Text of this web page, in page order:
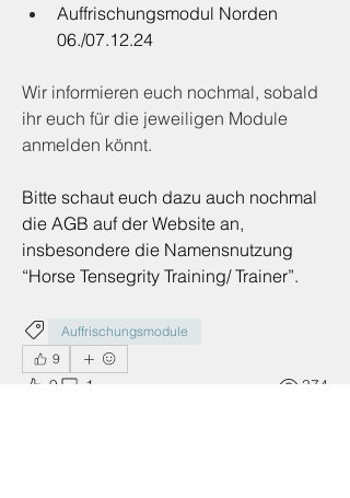
Auffrischungsmodul Norden
06./07.12.24
Wir informieren euch nochmal, sobald
ihr euch für die jeweiligen Module
anmelden könnt.
Bitte schaut euch dazu auch nochmal
die AGB auf der Website an,
insbesondere die Namensnutzung
“Horse Tensegrity Training/ Trainer”.
Auffrischungsmodule
9
9 1 374